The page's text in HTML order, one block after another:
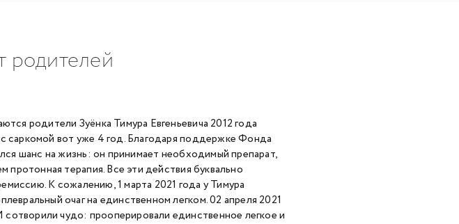
родителей
родители Зуёнка Тимура Евгеньевича 2012 года
саркомой вот уже 4 год. Благодаря поддержке Фонда
шанс на жизнь: он принимает необходимый препарат,
протонная терапия. Все эти действия буквально
К сожалению, 1 марта 2021 года у Тимура
очаг на единственном легком. 02 апреля 2021
чудо: прооперировали единственное легкое и